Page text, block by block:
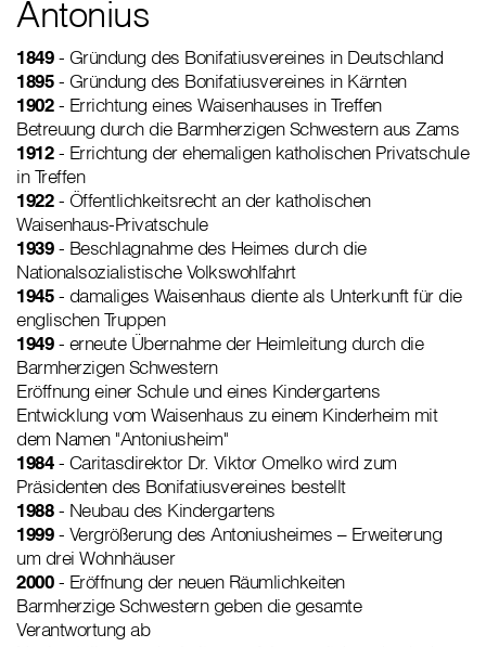
Antonius
1849- Gründung des Bonifatiusvereines in Deutschland
1895- Gründung des Bonifatiusvereines in Kärnten
1902- Errichtung eines Waisenhauses in Treffen
Betreuung durch die Barmherzigen Schwestern aus Zams
1912- Errichtung der ehemaligen katholischen Privatschule
in Treffen
1922- Öffentlichkeitsrecht an der katholischen
Waisenhaus-Privatschule
1939- Beschlagnahme des Heimes durch die
Nationalsozialistische Volkswohlfahrt
1945- damaliges Waisenhaus diente als Unterkunft für die
englischen Truppen
1949- erneute Übernahme der Heimleitung durch die
Barmherzigen Schwestern
Eröffnung einer Schule und eines Kindergartens
Entwicklung vom Waisenhaus zu einem Kinderheim mit
dem Namen "Antoniusheim"
1984- Caritasdirektor Dr. Viktor Omelko wird zum
Präsidenten des Bonifatiusvereines bestellt
1988- Neubau des Kindergartens
1999- Vergrößerung des Antoniusheimes – Erweiterung
um drei Wohnhäuser
2000- Eröffnung der neuen Räumlichkeiten
Barmherzige Schwestern geben die gesamte
Verantwortung ab